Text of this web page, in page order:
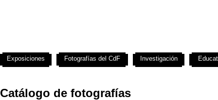
Catálogo de fotografías
Exposiciones Fotografías del CdF Investigación